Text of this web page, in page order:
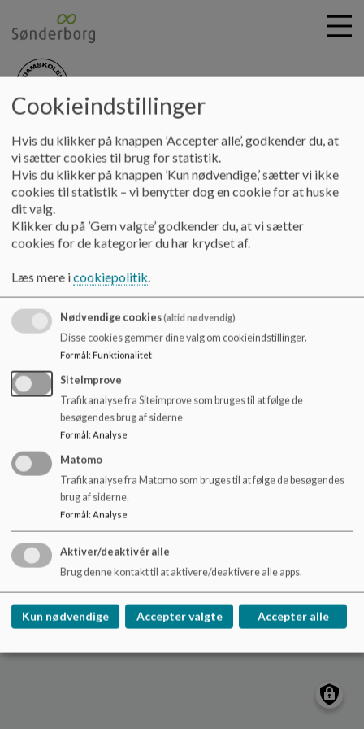
i
nydamskolen
Skolebestyrelsen Referater 23 - 24
Referater 23 - 24
Referat fra skolebestyrelsesmøderne
Nydamskolen
Skolevej 21, V. Sottrup
nydamskolen@sonderborg.dk
88724391
/tilgaengelighedserklaering
Sitemap
Cookie politik
Cookieindstillinger
Hvis du klikker på knappen ’Accepter alle’, godkender du, at
vi sætter cookies til brug for statistik.
Hvis du klikker på knappen ’Kun nødvendige,’ sætter vi ikke
cookies til statistik – vi benytter dog en cookie for at huske
dit valg.
Klikker du på ’Gem valgte’ godkender du, at vi sætter
cookies for de kategorier du har krydset af.
Læs mere icookiepolitik.
Nødvendige cookies(altid nødvendig)
Disse cookies gemmer dine valg om cookieindstillinger.
Formål: Funktionalitet
SiteImprove
Trafikanalyse fra Siteimprove som bruges til at følge de
besøgendes brug af siderne
Formål: Analyse
Matomo
Trafikanalyse fra Matomo som bruges til at følge de besøgendes
brug af siderne.
Formål: Analyse
Aktiver/deaktivér alle
Brug denne kontakt til at aktivere/deaktivere alle apps.
Kun nødvendige Accepter valgte Accepter alle